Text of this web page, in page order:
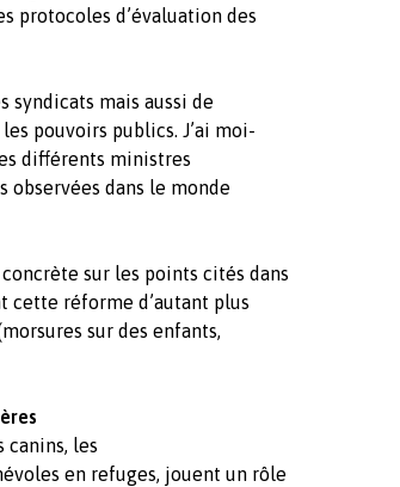
protocoles d’évaluation des
syndicats mais aussi de
pouvoirs publics. J’ai moi-
différents ministres
observées dans le monde
sur les points cités dans
cette réforme d’autant plus
sur des enfants,
canins, les
en refuges, jouent un rôle